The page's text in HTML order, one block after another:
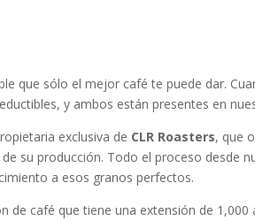
que sólo el mejor café te puede dar.
y ambos están presentes en
exclusiva de CLR Roasters, que
su producción. Todo el proceso desde
a esos granos perfectos.
de café que tiene una extensión de